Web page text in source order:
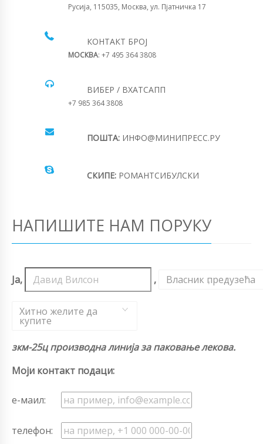
Русија, 115035, Москва, ул. Пјатничка 17
КОНТАКТ БРОЈ
МОСКВА: +7 495 364 3808
ВИБЕР / ВХАТСАПП
+7 985 364 3808
ПОШТА: ИНФО@МИНИПРЕСС.РУ
СКИПЕ: РОМАНТСИБУЛСКИ
НАПИШИТЕ НАМ ПОРУКУ
Ја, , Власник предузећа
,
Хитно желите да
купите
зкм-25ц производна линија за паковање лекова.
Моји контакт подаци:
е-маил:
телефон: